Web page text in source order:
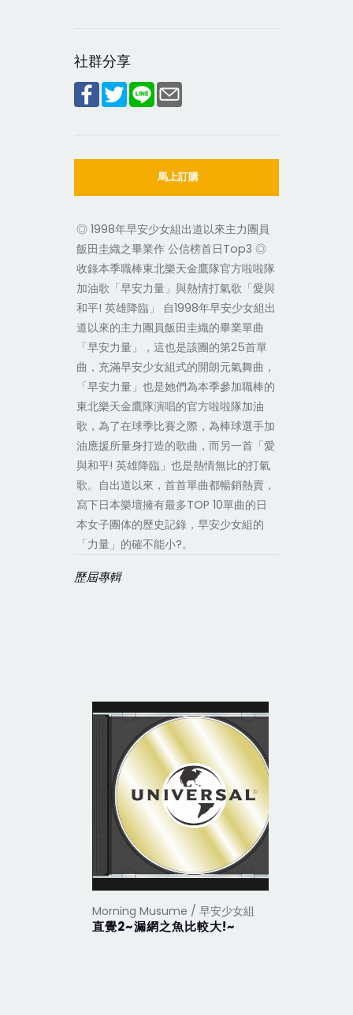
社群分享
馬上訂購
◎ 1998年早安少女組出道以來主力團員
飯田圭織之畢業作 公信榜首日Top3 ◎
收錄本季職棒東北樂天金鷹隊官方啦啦隊
加油歌「早安力量」與熱情打氣歌「愛與
和平! 英雄降臨」 自1998年早安少女組出
道以來的主力團員飯田圭織的畢業單曲
「早安力量」，這也是該團的第25首單
曲，充滿早安少女組式的開朗元氣舞曲，
「早安力量」也是她們為本季參加職棒的
東北樂天金鷹隊演唱的官方啦啦隊加油
歌，為了在球季比賽之際，為棒球選手加
油應援所量身打造的歌曲，而另一首「愛
與和平! 英雄降臨」也是熱情無比的打氣
歌。自出道以來，首首單曲都暢銷熱賣，
寫下日本樂壇擁有最多TOP 10單曲的日
本女子團体的歷史記錄，早安少女組的
「力量」的確不能小?。
歷屆專輯
Morning Musume / 早安少女組
直覺2~漏網之魚比較大!~